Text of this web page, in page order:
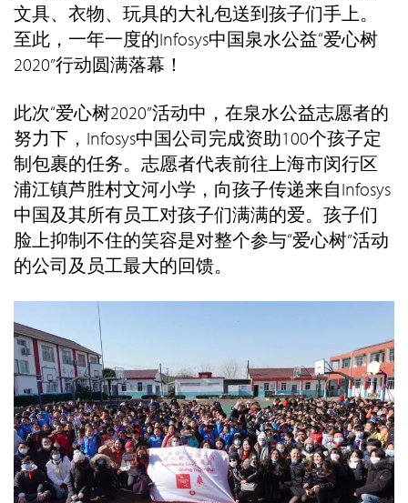
文具、衣物、玩具的大礼包送到孩子们手上。
至此，一年一度的Infosys中国泉水公益“爱心树
2020”行动圆满落幕！
此次“爱心树2020”活动中，在泉水公益志愿者的
努力下，Infosys中国公司完成资助100个孩子定
制包裹的任务。志愿者代表前往上海市闵行区
浦江镇芦胜村文河小学，向孩子传递来自Infosys
中国及其所有员工对孩子们满满的爱。孩子们
脸上抑制不住的笑容是对整个参与“爱心树”活动
的公司及员工最大的回馈。